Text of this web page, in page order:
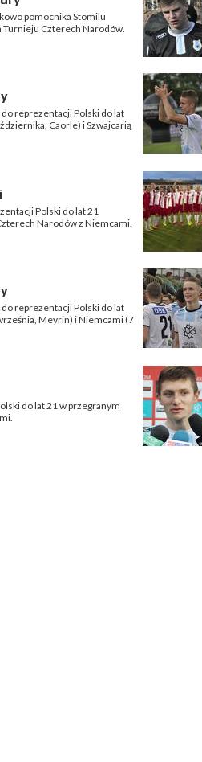
pomocnika Stomilu
Turnieju Czterech Narodów.
reprezentacji Polski do lat
Caorle) i Szwajcarią
Polski do lat 21
Narodów z Niemcami.
reprezentacji Polski do lat
Meyrin) i Niemcami (7
do lat 21 w przegranym